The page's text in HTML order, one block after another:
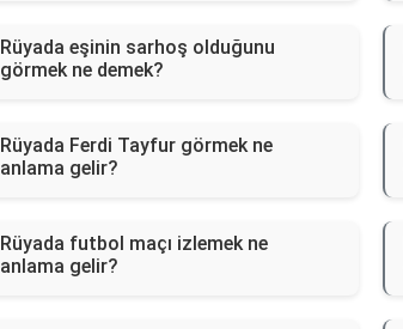
Rüyada eşinin sarhoş olduğunu
görmek ne demek?
Rüyada Ferdi Tayfur görmek ne
anlama gelir?
Rüyada futbol maçı izlemek ne
anlama gelir?